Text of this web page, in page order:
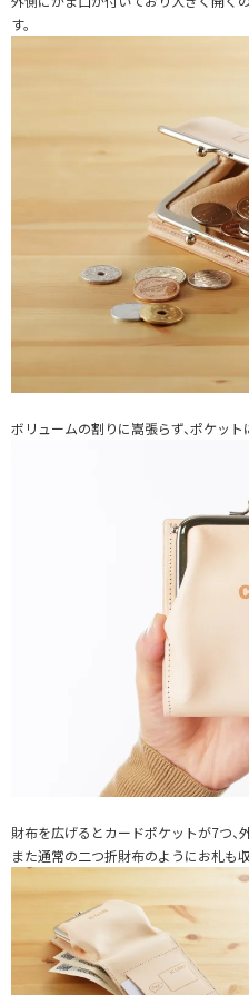
す。
ボリュームの割りに嵩張らず、ポケット
財布を広げるとカードポケットが7つ、
また通常の二つ折財布のようにお札も収